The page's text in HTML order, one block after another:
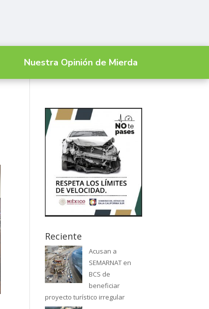
Nuestra Opinión de Mierda
Reciente
Acusan a
SEMARNAT en
BCS de
beneficiar
proyecto turístico irregular